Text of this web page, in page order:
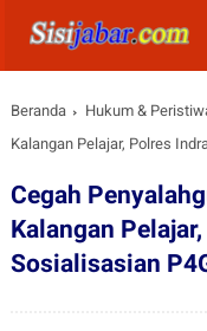
Beranda Hukum &
Kalangan Pelajar, Polres
Cegah
Kalangan
Sosialisasian